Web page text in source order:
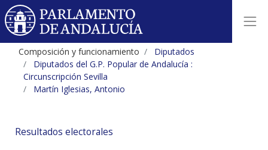
Composición y funcionamiento
Diputados
Diputados del G.P. Popular de Andalucía :
Circunscripción Sevilla
Martín Iglesias, Antonio
Resultados electorales